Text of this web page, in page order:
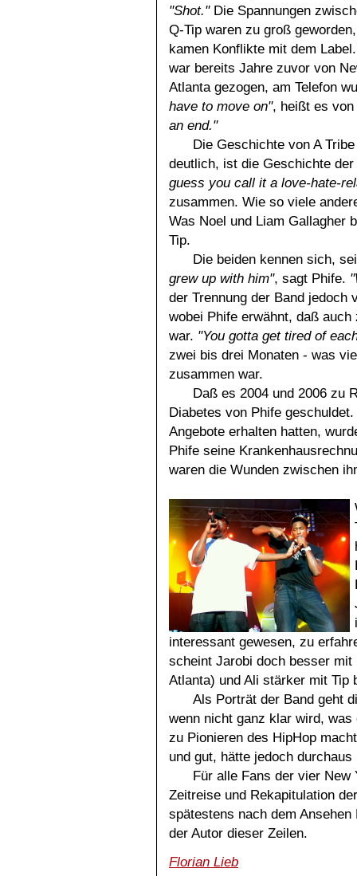
"Shot."Die Spannungen
Q-Tip waren zu groß
kamen Konflikte mit dem
war bereits Jahre zuvor von
Atlanta gezogen, am Telefon
have to move on", heißt es
an end."
Die Geschichte von A
deutlich, ist die Geschichte
guess you call it a love-hate-
zusammen. Wie so viele
Was Noel und Liam Gallagher
Tip.
Die beiden kennen sich,
grew up with him", sagt Phife.
der Trennung der Band jedoch
wobei Phife erwähnt, daß
war. "You gotta get tired of
zwei bis drei Monaten - was
zusammen war.
Daß es 2004 und 2006 zu
Diabetes von Phife
Angebote erhalten hatten,
Phife seine
waren die Wunden zwischen
interessant gewesen, zu
scheint Jarobi doch besser
Atlanta) und Ali stärker mit Tip
Als Porträt der Band geht
wenn nicht ganz klar wird, was
zu Pionieren des HipHop
und gut, hätte jedoch
Für alle Fans der vier New
Zeitreise und Rekapitulation
spätestens nach dem
der Autor dieser Zeilen.
Florian Lieb